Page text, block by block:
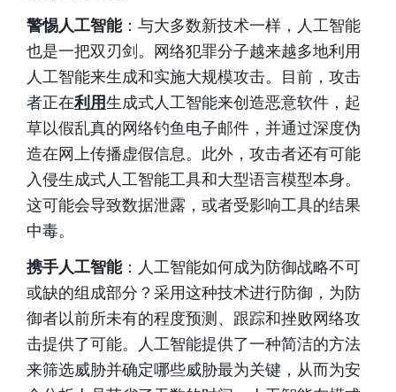
警惕人工智能：与大多数新技术一样，人工智能
也是一把双刃剑。网络犯罪分子越来越多地利用
人工智能来生成和实施大规模攻击。目前，攻击
者正在利用生成式人工智能来创造恶意软件，起
草以假乱真的网络钓鱼电子邮件，并通过深度伪
造在网上传播虚假信息。此外，攻击者还有可能
入侵生成式人工智能工具和大型语言模型本身。
这可能会导致数据泄露，或者受影响工具的结果
中毒。
携手人工智能：人工智能如何成为防御战略不可
或缺的组成部分？采用这种技术进行防御，为防
御者以前所未有的程度预测、跟踪和挫败网络攻
击提供了可能。人工智能提供了一种简洁的方法
来筛选威胁并确定哪些威胁最为关键，从而为安